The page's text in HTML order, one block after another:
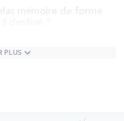
dernière a la particularité d’offrir un
place dans une pièce. Ce type de
PLUS